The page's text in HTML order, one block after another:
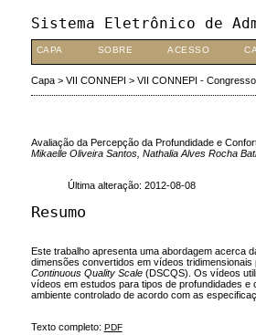
Sistema Eletrônico de
CAPA SOBRE ACESSO
Capa> VII CONNEPI > VII CONNEPI -
Avaliação da Percepção da Profundidade e
Mikaelle Oliveira Santos, Nathalia Alves Rocha
Última alteração: 2012-08-08
Resumo
Este trabalho apresenta uma abordagem acerca
dimensões convertidos em vídeos tridimensionais
Continuous Quality Scale(DSCQS). Os vídeos
vídeos em estudos para tipos de profundidades
ambiente controlado de acordo com as
Texto completo: PDF